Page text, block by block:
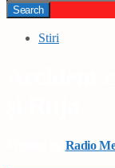
Stiri
Radio